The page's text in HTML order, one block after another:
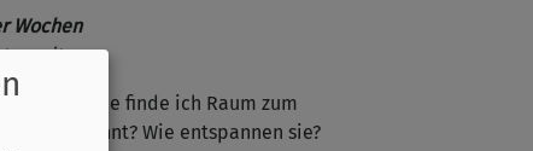
Wochen
ich? Wie finde ich Raum zum
gespannt? Wie entspannen sie?